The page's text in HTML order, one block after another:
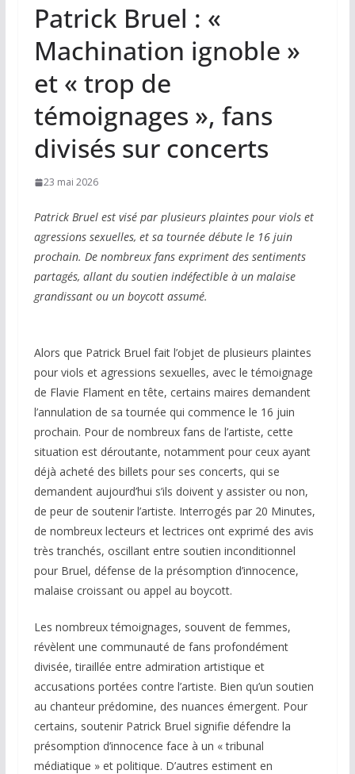
Patrick Bruel : «
Machination ignoble »
et « trop de
témoignages », fans
divisés sur concerts
23 mai 2026
Patrick Bruel est visé par plusieurs plaintes pour viols et
agressions sexuelles, et sa tournée débute le 16 juin
prochain. De nombreux fans expriment des sentiments
partagés, allant du soutien indéfectible à un malaise
grandissant ou un boycott assumé.
Alors que Patrick Bruel fait l’objet de plusieurs plaintes
pour viols et agressions sexuelles, avec le témoignage
de Flavie Flament en tête, certains maires demandent
l’annulation de sa tournée qui commence le 16 juin
prochain. Pour de nombreux fans de l’artiste, cette
situation est déroutante, notamment pour ceux ayant
déjà acheté des billets pour ses concerts, qui se
demandent aujourd’hui s’ils doivent y assister ou non,
de peur de soutenir l’artiste. Interrogés par 20 Minutes,
de nombreux lecteurs et lectrices ont exprimé des avis
très tranchés, oscillant entre soutien inconditionnel
pour Bruel, défense de la présomption d’innocence,
malaise croissant ou appel au boycott.
Les nombreux témoignages, souvent de femmes,
révèlent une communauté de fans profondément
divisée, tiraillée entre admiration artistique et
accusations portées contre l’artiste. Bien qu’un soutien
au chanteur prédomine, des nuances émergent. Pour
certains, soutenir Patrick Bruel signifie défendre la
présomption d’innocence face à un « tribunal
médiatique » et politique. D’autres estiment en